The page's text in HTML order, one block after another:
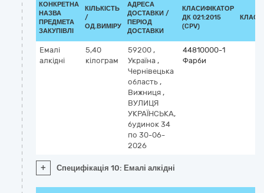
КОНКРЕТНА
НАЗВА
ПРЕДМЕТА
ЗАКУПІВЛІ
КІЛЬКІСТЬ
/
ОД.ВИМІРУ
АДРЕСА
ДОСТАВКИ /
ПЕРІОД
ДОСТАВКИ
КЛАСИФІКАТОР
ДК 021:2015
(CPV)
Емалі
алкідні
5,40
кілограм
59200 ,
Україна ,
Чернівецька
область ,
Вижниця ,
ВУЛИЦЯ
УКРАЇНСЬКА,
будинок 34
по 30-06-
2026
44810000-1
Фарби
+ Специфікація 10: Емалі алкідні